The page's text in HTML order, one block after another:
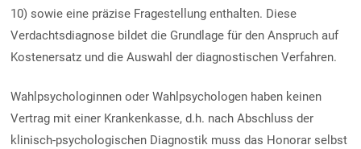
10) sowie eine präzise Fragestellung enthalten. Diese
Verdachtsdiagnose bildet die Grundlage für den Anspruch auf
Kostenersatz und die Auswahl der diagnostischen Verfahren.
Wahlpsychologinnen oder Wahlpsychologen haben keinen
Vertrag mit einer Krankenkasse, d.h. nach Abschluss der
klinisch-psychologischen Diagnostik muss das Honorar selbst